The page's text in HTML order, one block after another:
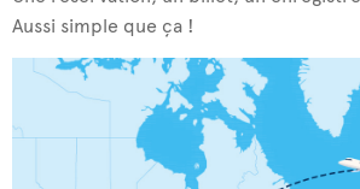
Aussi simple que ça !